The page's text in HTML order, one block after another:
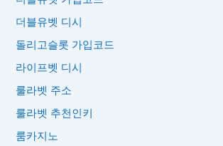
더블유벳 디시
돌리고슬롯 가입코드
라이프벳 디시
룰라벳 주소
룰라벳 추천인키
룸카지노